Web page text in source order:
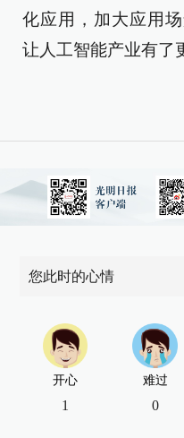
化应用，加大应用
让人工智能产业有了
您此时的心情
开心
1
难过
0